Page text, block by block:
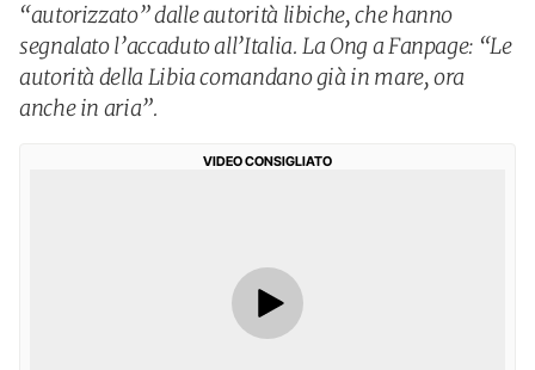
“autorizzato” dalle autorità libiche, che hanno
segnalato l’accaduto all’Italia. La Ong a Fanpage: “Le
autorità della Libia comandano già in mare, ora
anche in aria”.
VIDEO CONSIGLIATO